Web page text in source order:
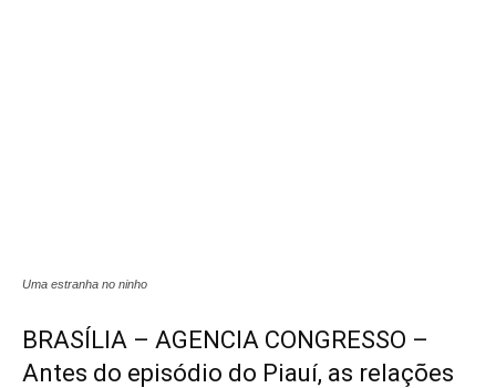
Uma estranha no ninho
BRASÍLIA – AGENCIA CONGRESSO –
Antes do episódio do Piauí, as relações